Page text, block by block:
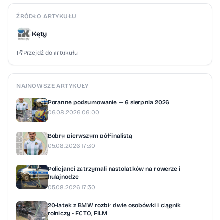
na mapie naszej gminy! Liderami tej edycji
projektu były Przedszkola nr 1, 7, 8, 9
w Kętach, Przedszkole Sióstr
Zmartwychwstanek oraz Przedszkole
w Bielanach! Dziękujemy wszystkim
przedszkolakom za głośny śmiech
i niesamowitą energię, a wychowawcom za
pomoc w zorganizowaniu tych
Ścisła współpraca z gronem
pedagogicznym ułatwiła przebieg całej
akcji. Biblioteka w Kętach
ŹRÓDŁO ARTYKUŁU
Kęty
Przejdź do artykułu
NAJNOWSZE ARTYKUŁY
Poranne podsumowanie — 6 sierpnia 2026
06.08.2026 06:00
Bobry pierwszym półfinalistą
05.08.2026 17:30
Policjanci zatrzymali nastolatków na rowerze i
hulajnodze
05.08.2026 17:30
20-latek z BMW rozbił dwie osobówki i ciągnik
rolniczy - FOTO, FILM